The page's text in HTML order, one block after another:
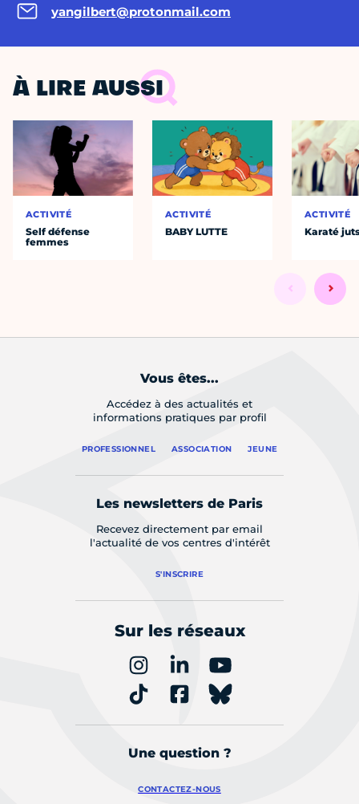
yangilbert@protonmail.com
À LIRE AUSSI
ACTIVITÉ
Self défense
femmes
ACTIVITÉ
BABY LUTTE
ACTIVITÉ
Karaté
Vous êtes...
Accédez à des actualités et
informations pratiques par profil
PROFESSIONNEL ASSOCIATION JEUNE
Les newsletters de Paris
Recevez directement par email
l'actualité de vos centres d'intérêt
S'INSCRIRE
Sur les réseaux
Une question ?
CONTACTEZ-NOUS